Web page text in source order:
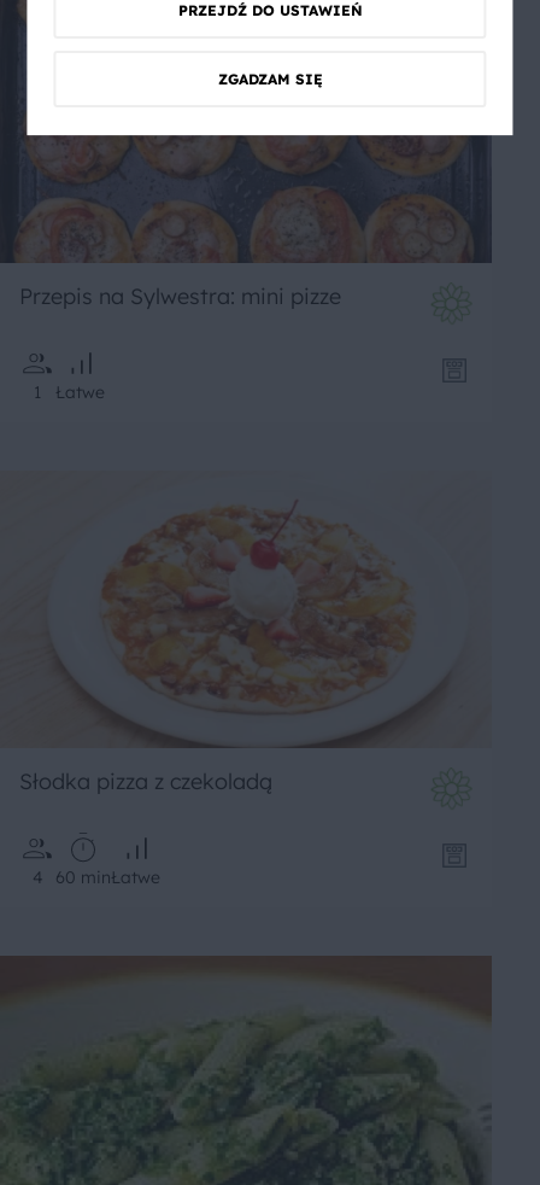
Przepis na Sylwestra: mini pizze
1 Łatwe
Słodka pizza z czekoladą
4 60 minŁatwe
PRZEJDŹ DO USTAWIEŃ
ZGADZAM SIĘ